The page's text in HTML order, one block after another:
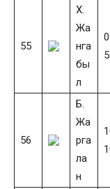
55
Х.
Жа
нга
бы
л
56
Б.
Жа
рга
ла
н